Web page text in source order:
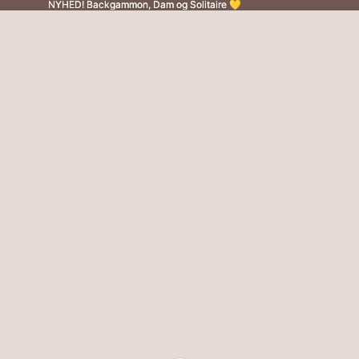
NYHED! Backgammon, Dam og Solitaire 💛
NYHED! Backgammon, Dam og Solitaire 💛